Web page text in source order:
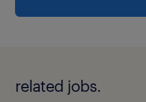
related jobs.